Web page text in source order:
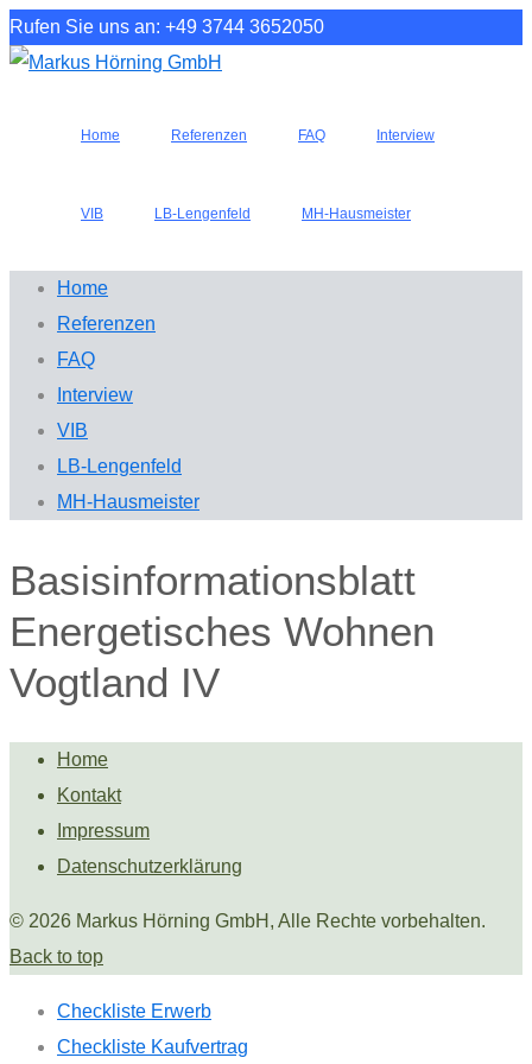
Rufen Sie uns an: +49 3744 3652050
Home Referenzen FAQ Interview
VIB LB-Lengenfeld MH-Hausmeister
Home
Referenzen
FAQ
Interview
VIB
LB-Lengenfeld
MH-Hausmeister
Basisinformationsblatt
Energetisches Wohnen
Vogtland IV
Home
Kontakt
Impressum
Datenschutzerklärung
© 2026 Markus Hörning GmbH, Alle Rechte vorbehalten.
Back to top
Checkliste Erwerb
Checkliste Kaufvertrag